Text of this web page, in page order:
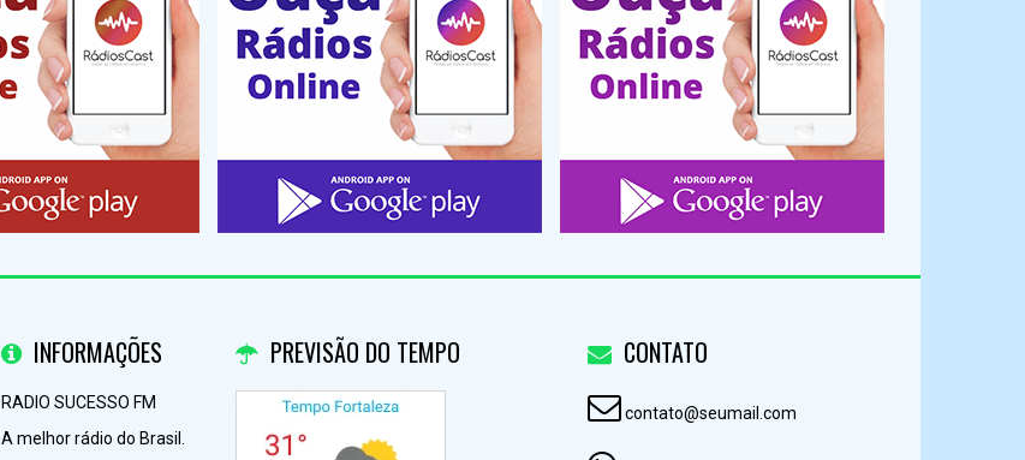
INFORMAÇÕES
RADIO SUCESSO FM
A melhor rádio do Brasil.
PREVISÃO DO TEMPO CONTATO
contato@seumail.com